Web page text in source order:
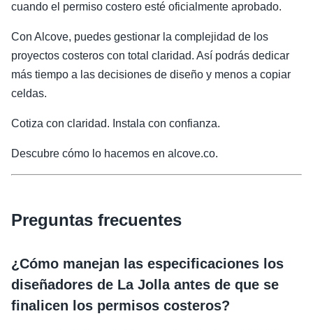
cuando el permiso costero esté oficialmente aprobado.
Con Alcove, puedes gestionar la complejidad de los
proyectos costeros con total claridad. Así podrás dedicar
más tiempo a las decisiones de diseño y menos a copiar
celdas.
Cotiza con claridad. Instala con confianza.
Descubre cómo lo hacemos en alcove.co.
Preguntas frecuentes
¿Cómo manejan las especificaciones los
diseñadores de La Jolla antes de que se
finalicen los permisos costeros?